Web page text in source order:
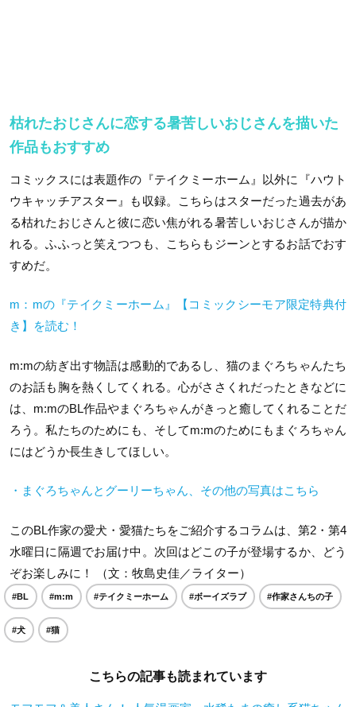
枯れたおじさんに恋する暑苦しいおじさんを描いた
作品もおすすめ
コミックスには表題作の『テイクミーホーム』以外に『ハウト
ウキャッチアスター』も収録。こちらはスターだった過去があ
る枯れたおじさんと彼に恋い焦がれる暑苦しいおじさんが描か
れる。ふふっと笑えつつも、こちらもジーンとするお話でおす
すめだ。
m：mの『テイクミーホーム』【コミックシーモア限定特典付
き】を読む！
m:mの紡ぎ出す物語は感動的であるし、猫のまぐろちゃんたち
のお話も胸を熱くしてくれる。心がささくれだったときなどに
は、m:mのBL作品やまぐろちゃんがきっと癒してくれることだ
ろう。私たちのためにも、そしてm:mのためにもまぐろちゃん
にはどうか長生きしてほしい。
・まぐろちゃんとグーリーちゃん、その他の写真はこちら
このBL作家の愛犬・愛猫たちをご紹介するコラムは、第2・第4
水曜日に隔週でお届け中。次回はどこの子が登場するか、どう
ぞお楽しみに！ （文：牧島史佳／ライター）
#BL #m:m #テイクミーホーム #ボーイズラブ #作家さんちの子
#犬 #猫
こちらの記事も読まれています